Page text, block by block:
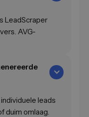
LeadScraper
AVG-
leads
duim omlaag.